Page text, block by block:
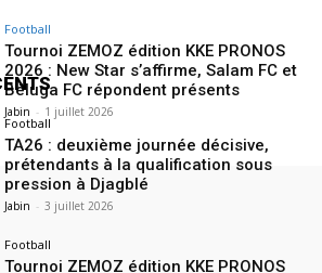
Football
Tournoi ZEMOZ édition KKE PRONOS
2026 : New Star s’affirme, Salam FC et
Béluga FC répondent présents
Jabin - 1 juillet 2026
Football
TA26 : deuxième journée décisive,
prétendants à la qualification sous
pression à Djagblé
Jabin - 3 juillet 2026
Football
Tournoi ZEMOZ édition KKE PRONOS